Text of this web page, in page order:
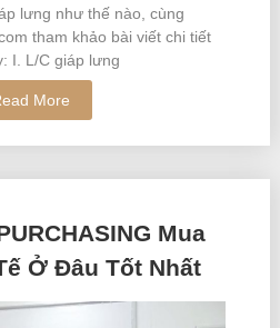
lưng như thế nào, cùng
tham khảo bài viết chi tiết
I. L/C giáp lưng
More
Mua
Ở Đâu Tốt Nhất